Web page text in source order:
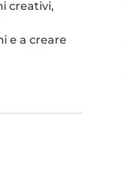
creativi,
e a creare